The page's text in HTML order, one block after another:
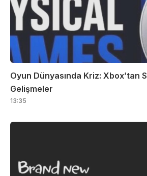
Oyun Dünyasında Kriz: Xbox’tan
Gelişmeler
13:35